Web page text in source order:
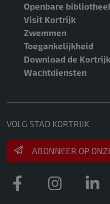
Openbare
Visit Kortrijk
Zwemmen
Toegankelijkheid
Download de
Wachtdiensten
VOLG STAD KORTRIJK
ABONNEER OP